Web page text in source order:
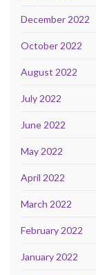
December 2022
October 2022
August 2022
July 2022
June 2022
May 2022
April 2022
March 2022
February 2022
January 2022